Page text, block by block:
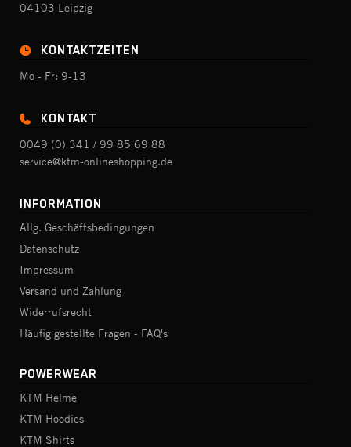
04103 Leipzig
KONTAKTZEITEN
Mo - Fr: 9-13
KONTAKT
0049 (0) 341 / 99 85 69 88
service@ktm-onlineshopping.de
INFORMATION
Allg. Geschäftsbedingungen
Datenschutz
Impressum
Versand und Zahlung
Widerrufsrecht
Häufig gestellte Fragen - FAQ's
POWERWEAR
KTM Helme
KTM Hoodies
KTM Shirts